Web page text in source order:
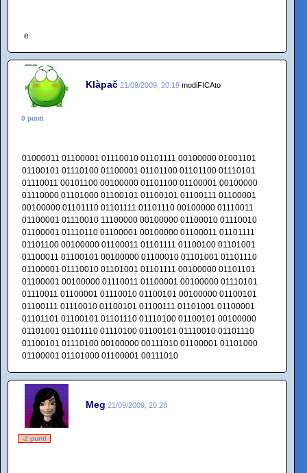
e
Klàpač 21/09/2009, 20:19 modiFICAto
0 punti
01000011 01100001 01110010 01101111 00100000 01001101
01100101 01110100 01100001 01101100 01101100 01110101
01110011 00101100 00100000 01101100 01100001 00100000
01110000 01101000 01100101 01100101 01100111 01100001
00100000 01101110 01101111 01101110 00100000 01110011
01100001 01110010 11100000 00100000 01100010 01110010
01100001 01110110 01100001 00100000 01100011 01101111
01101100 00100000 01100011 01101111 01100100 01101001
01100011 01100101 00100000 01100010 01101001 01101110
01100001 01110010 01101001 01101111 00100000 01101101
01100001 00100000 01110011 01100001 00100000 01110101
01110011 01100001 01110010 01100101 00100000 01100101
01100111 01110010 01100101 01100111 01101001 01100001
01101101 01100101 01101110 01110100 01100101 00100000
01101001 01101110 01110100 01100101 01110010 01101110
01100101 01110100 00100000 00111010 01100001 01101000
01100001 01101000 01100001 00111010
Meg 21/09/2009, 20:28
-2 punti